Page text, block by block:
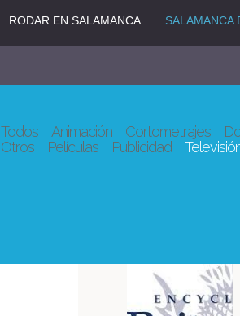
RODAR EN SALAMANCA SALAMANCA
Todos Animación Cortometrajes
Otros
Películas Publicidad